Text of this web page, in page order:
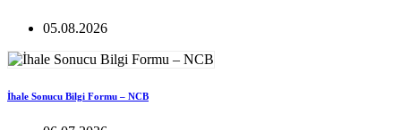
05.08.2026
İhale Sonucu Bilgi Formu – NCB